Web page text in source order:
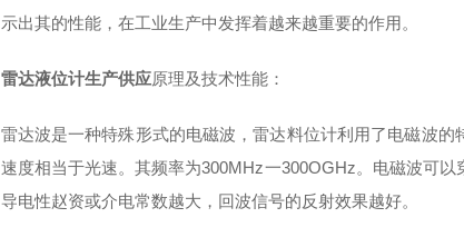
示出其的性能，在工业生产中发挥着越来越重要的作用。
雷达液位计生产供应原理及技术性能：
雷达波是一种特殊形式的电磁波，雷达料位计利用了电磁波
速度相当于光速。其频率为300MHz一300OGHz。电磁波可
导电性赵资或介电常数越大，回波信号的反射效果越好。